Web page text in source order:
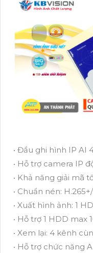
• Đầu ghi hình IP AI
• Hỗ trợ camera IP
• Khả năng giải mã
• Chuẩn nén:
• Xuất hình ảnh: 1
• Hỗ trợ 1 HDD max
• Xem lại: 4 kênh
• Hỗ trợ chức năng